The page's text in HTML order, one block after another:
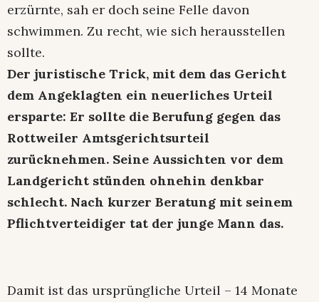
erzürnte, sah er doch seine Felle davon
schwimmen. Zu recht, wie sich herausstellen
sollte.
Der juristische Trick, mit dem das Gericht
dem Angeklagten ein neuerliches Urteil
ersparte: Er sollte die Berufung gegen das
Rottweiler Amtsgerichtsurteil
zurücknehmen. Seine Aussichten vor dem
Landgericht stünden ohnehin denkbar
schlecht. Nach kurzer Beratung mit seinem
Pflichtverteidiger tat der junge Mann das.
Damit ist das ursprüngliche Urteil – 14 Monate